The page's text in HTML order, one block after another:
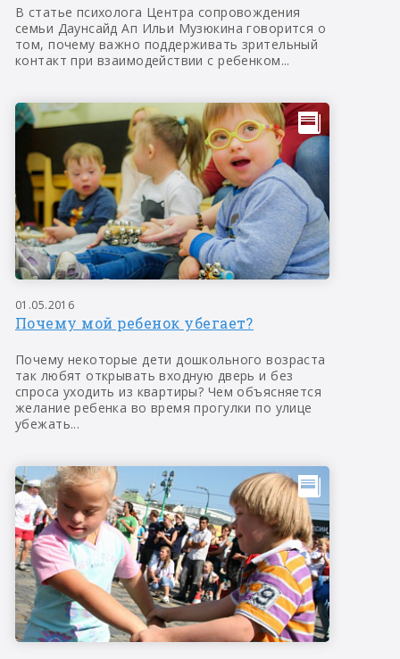
В статье психолога Центра сопровождения
семьи Даунсайд Ап Ильи Музюкина говорится о
том, почему важно поддерживать зрительный
контакт при взаимодействии с ребенком...
01.05.2016
Почему мой ребенок убегает?
Почему некоторые дети дошкольного возраста
так любят открывать входную дверь и без
спроса уходить из квартиры? Чем объясняется
желание ребенка во время прогулки по улице
убежать...